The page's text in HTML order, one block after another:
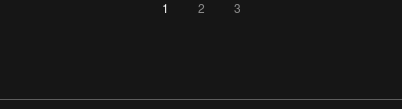
1 2 3